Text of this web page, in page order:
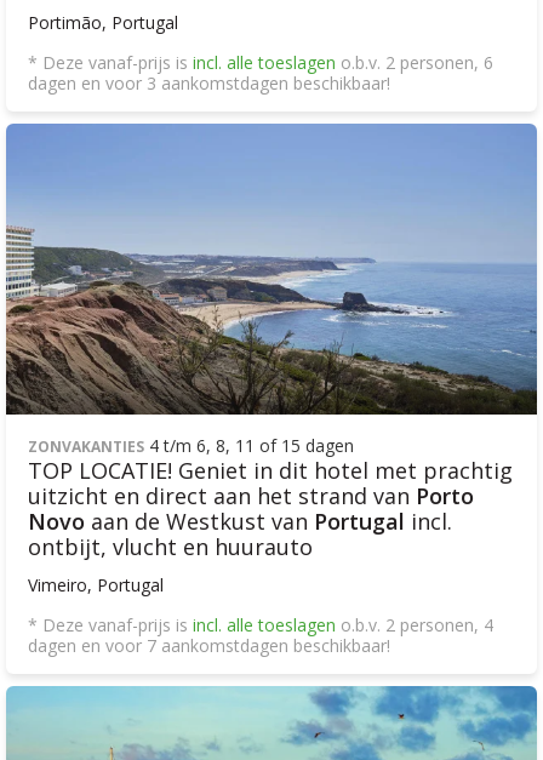
Portimão, Portugal
* Deze vanaf-prijs is incl. alle toeslagen o.b.v. 2 personen, 6
dagen en voor 3 aankomstdagen beschikbaar!
ZONVAKANTIES 4 t/m 6, 8, 11 of 15 dagen
TOP LOCATIE! Geniet in dit hotel met prachtig
uitzicht en direct aan het strand van Porto
Novo aan de Westkust van Portugal incl.
ontbijt, vlucht en huurauto
Vimeiro, Portugal
* Deze vanaf-prijs is incl. alle toeslagen o.b.v. 2 personen, 4
dagen en voor 7 aankomstdagen beschikbaar!